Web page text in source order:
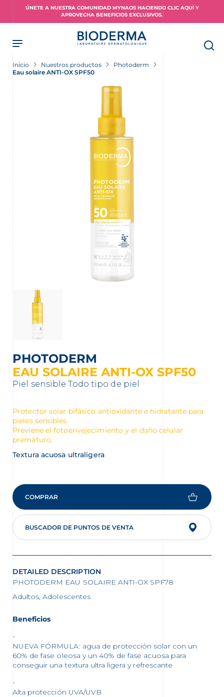
ÚNETE A NUESTRA COMUNIDAD MYNAOS HACIENDO CLIC AQUÍ Y
APROVECHA BENEFICIOS EXCLUSIVOS.
Inicio Nuestros productos
Photoderm
Eau solaire ANTI-OX SPF50
PHOTODERM
EAU SOLAIRE ANTI-OX SPF50
Piel sensible Todo tipo de piel
Protector solar bifásico antioxidante e hidratante para
pieles sensibles.
Previene el fotoenvejecimiento y el daño celular
prematuro.
Textura acuosa ultraligera
COMPRAR
BUSCADOR DE PUNTOS DE VENTA
DETAILED DESCRIPTION
PHOTODERM EAU SOLAIRE ANTI-OX SPF78
Adultos, Adolescentes
Beneficios
NUEVA FÓRMULA: agua de protección solar con un
60% de fase oleosa y un 40% de fase acuosa para
conseguir una textura ultra ligera y refrescante
Alta protección UVA/UVB